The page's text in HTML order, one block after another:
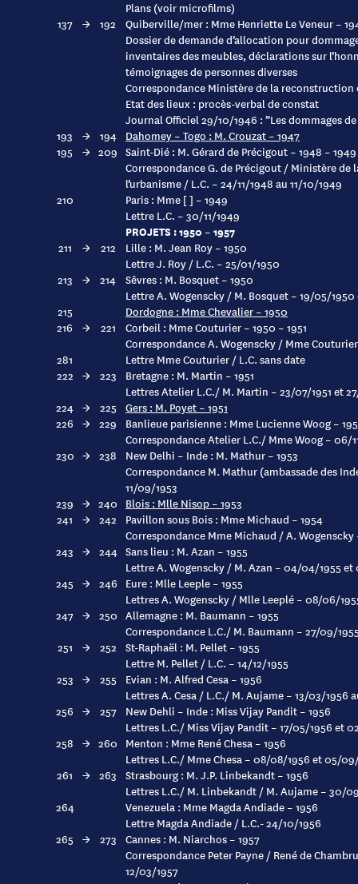
Plans (voir microfilms)
137
→ 192 Quiberville/mer : Mme Henriette Le Veneur –
Dossier de demande d’allocation pour
inventaires des meubles, déclarations sur
témoignages de personnes diverses
Correspondance Ministère de la reconstruction
Etat des lieux : procès-verbal de constat
Journal Officiel 29/10/1946 : ”Les dommages
193
→ 194
Dahomey – Togo : M. Crouzat – 1947
195
→ 209 Saint-Dié : M. Gérard de Précigout – 1948 – 1949
Correspondance G. de Précigout / Ministère
l’urbanisme / L.C. – 24/11/1948 au 11/10/1949
210
Paris : Mme [ ] – 1949
Lettre L.C. – 30/11/1949
PROJETS : 1950 – 1957
211 → 212
Lille : M. Jean Roy – 1950
Lettre J. Roy / L.C. – 25/01/1950
213
→ 214 Sêvres : M. Bosquet – 1950
Lettre A. Wogenscky / M. Bosquet – 19/05/
215
Dordogne : Mme Chevalier – 1950
216
→ 221
Corbeil : Mme Couturier – 1950 – 1951
Correspondance A. Wogenscky / Mme
281
Lettre Mme Couturier / L.C. sans date
222 → 223
Bretagne : M. Martin – 1951
Lettres Atelier L.C./ M. Martin – 23/07/1951 et
224 → 225 Gers : M. Poyet – 1951
226 → 229
Banlieue parisienne : Mme Lucienne Woog –
Correspondance Atelier L.C./ Mme Woog – 06/
230 → 238
New Delhi – Inde : M. Mathur – 1953
Correspondance M. Mathur (ambassade des
11/09/1953
239 → 240 Blois : Mlle Nisop – 1953
241
→ 242 Pavillon sous Bois : Mme Michaud – 1954
Correspondance Mme Michaud / A.
243 → 244 Sans lieu : M. Azan – 1955
Lettre A. Wogenscky / M. Azan – 04/04/1955
245 → 246 Eure : Mlle Leeple – 1955
Lettres A. Wogenscky / Mlle Leeplé – 08/06/
247 → 250 Allemagne : M. Baumann – 1955
Correspondance L.C./ M. Baumann – 27/09/
251
→ 252 St-Raphaël : M. Pellet – 1955
Lettre M. Pellet / L.C. – 14/12/1955
253 → 255
Evian : M. Alfred Cesa – 1956
Lettres A. Cesa / L.C./ M. Aujame – 13/03/1956
256 → 257
New Dehli – Inde : Miss Vijay Pandit – 1956
Lettres L.C./ Miss Vijay Pandit – 17/05/1956 et
258 → 260 Menton : Mme René Chesa – 1956
Lettres L.C./ Mme Chesa – 08/08/1956 et 05/
261
→ 263 Strasbourg : M. J.P. Linbekandt – 1956
Lettres L.C./ M. Linbekandt / M. Aujame – 30/
264
Venezuela : Mme Magda Andiade – 1956
Lettre Magda Andiade / L.C.- 24/10/1956
265 → 273 Cannes : M. Niarchos – 1957
Correspondance Peter Payne / René de
12/03/1957